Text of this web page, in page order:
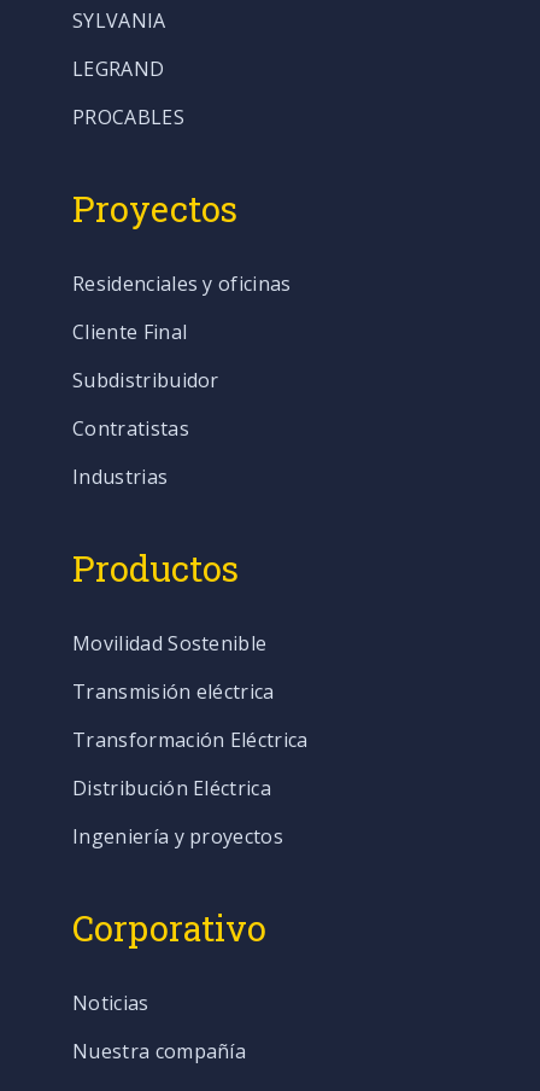
SYLVANIA
LEGRAND
PROCABLES
Proyectos
Residenciales y oficinas
Cliente Final
Subdistribuidor
Contratistas
Industrias
Productos
Movilidad Sostenible
Transmisión eléctrica
Transformación Eléctrica
Distribución Eléctrica
Ingeniería y proyectos
Corporativo
Noticias
Nuestra compañía